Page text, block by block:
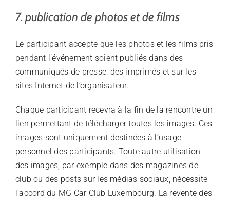
7. publication de photos et de films
Le participant accepte que les photos et les films pris
pendant l’événement soient publiés dans des
communiqués de presse, des imprimés et sur les
sites Internet de l’organisateur.
Chaque participant recevra à la fin de la rencontre un
lien permettant de télécharger toutes les images. Ces
images sont uniquement destinées à l’usage
personnel des participants. Toute autre utilisation
des images, par exemple dans des magazines de
club ou des posts sur les médias sociaux, nécessite
l’accord du MG Car Club Luxembourg. La revente des